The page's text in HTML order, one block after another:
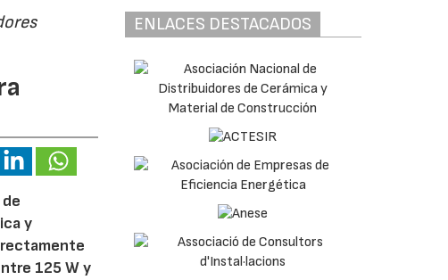
y
125 W y
ENLACES DESTACADOS